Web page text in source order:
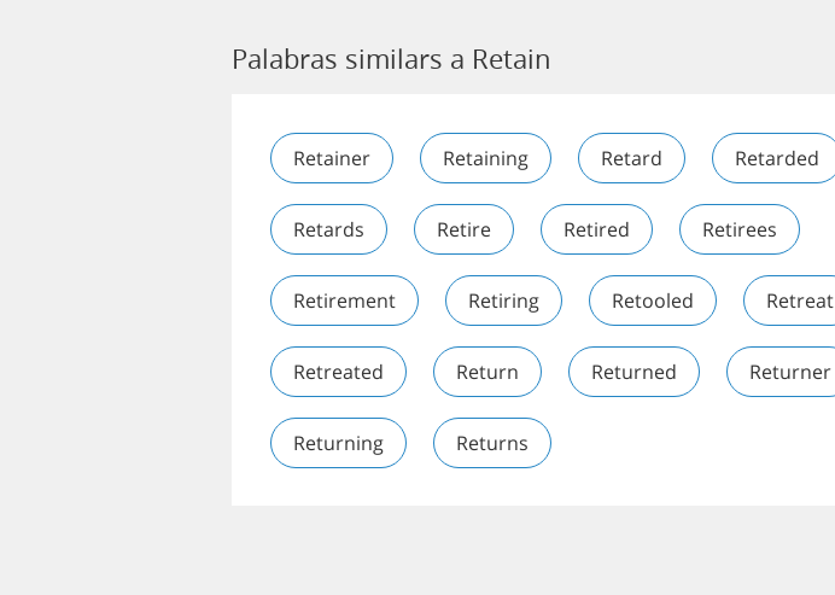
Palabras similars a Retain
Retainer Retaining Retard Retarded
Retards Retire Retired Retirees
Retirement Retiring Retooled Retreat
Retreated Return Returned Returner
Returning Returns